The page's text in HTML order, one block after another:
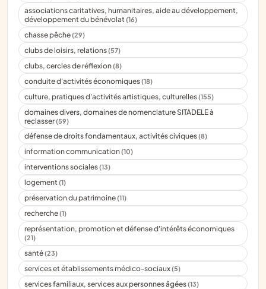
associations caritatives, humanitaires, aide au développement,
développement du bénévolat(16)
chasse pêche(29)
clubs de loisirs, relations(57)
clubs, cercles de réflexion(8)
conduite d'activités économiques(18)
culture, pratiques d'activités artistiques, culturelles(155)
domaines divers, domaines de nomenclature SITADELE à
reclasser(59)
défense de droits fondamentaux, activités civiques(8)
information communication(10)
interventions sociales(13)
logement(1)
préservation du patrimoine(11)
recherche(1)
représentation, promotion et défense d'intérêts économiques
(21)
santé(23)
services et établissements médico-sociaux(5)
services familiaux, services aux personnes âgées(13)